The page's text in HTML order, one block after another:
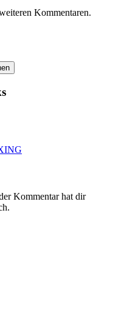
Kommentaren.
Kommentar hat dir